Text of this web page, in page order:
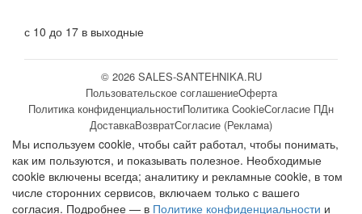
с 10 до 17 в выходные
© 2026 SALES-SANTEHNIKA.RU
Пользовательское соглашениеОферта
Политика конфиденциальностиПолитика CookieСогласие ПДн
ДоставкаВозвратСогласие (Реклама)
Мы используем cookie, чтобы сайт работал, чтобы понимать,
как им пользуются, и показывать полезное. Необходимые
cookie включены всегда; аналитику и рекламные cookie, в том
числе сторонних сервисов, включаем только с вашего
согласия. Подробнее — в Политике конфиденциальности и